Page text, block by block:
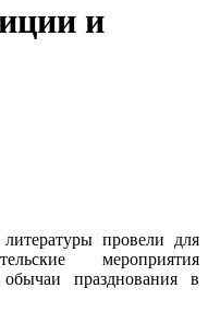
и
провели для
мероприятия
празднования в